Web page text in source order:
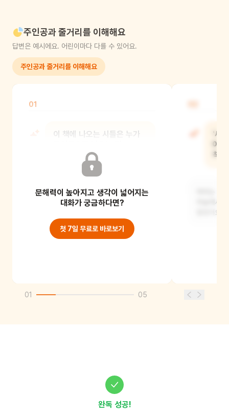
주인공과 줄거리를 이해해요
답변은 예시에요. 어린이마다 다를 수 있어요.
주인공과 줄거리를 이해해요
01
이 책에 나오는 시들은 누가
이 책에는 시를 쓰는 아빠의 딸이
주인공인 것 같아요. 아이가 아빠와
문해력이 높아지고 생각이 넓어지는
대화가 궁금하다면?
첫 7일 무료로 바로보기
'새
아
착
하늘에서
알았어요.
01 05
완독 성공!